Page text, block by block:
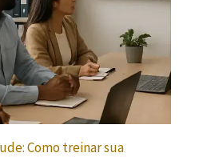
Como treinar sua